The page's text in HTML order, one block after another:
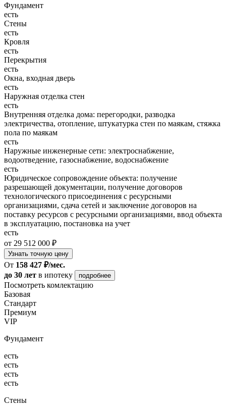
Фундамент
есть
Стены
есть
Кровля
есть
Перекрытия
есть
Окна, входная дверь
есть
Наружная отделка стен
есть
Внутренняя отделка дома: перегородки, разводка
электричества, отопление, штукатурка стен по маякам, стяжка
пола по маякам
есть
Наружные инженерные сети: электроснабжение,
водоотведение, газоснабжение, водоснабжение
есть
Юридическое сопровождение объекта: получение
разрешающей документации, получение договоров
технологического присоединения с ресурсными
организациями, сдача сетей и заключение договоров на
поставку ресурсов с ресурсными организациями, ввод объекта
в эксплуатацию, постановка на учет
есть
от 29 512 000 ₽
Узнать точную цену
От 158 427 ₽/мес.
до 30 лет в ипотеку подробнее
Посмотреть комлектацию
Базовая
Стандарт
Премиум
VIP
Фундамент
есть
есть
есть
есть
Стены